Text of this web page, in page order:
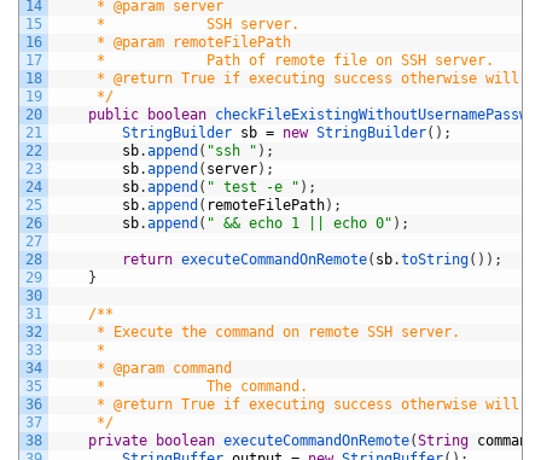
14
15
16
17
18
19
20
21
22
23
24
25
26
27
28
29
30
31
32
33
34
35
36
37
38
* @param server
*            SSH server.
* @param remoteFilePath
*            Path of remote file on SSH server.
* @return True if executing success otherwise will
*/
public
boolean
StringBuilder sb = new StringBuilder( ) ;
sb.append ( "ssh " ) ;
sb.append ( server) ;
sb.append ( " test -e " ) ;
sb.append ( remoteFilePath) ;
sb.append ( " && echo 1 || echo 0" ) ;
return executeCommandOnRemote( sb.toString( ) ) ;
}
/**
* Execute the command on remote SSH server.
*
* @param command
*            The command.
* @return True if executing success otherwise will
*/
private
boolean executeCommandOnRemote(String command